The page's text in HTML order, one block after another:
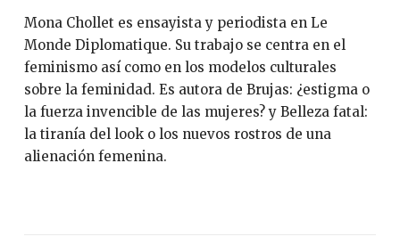
Mona Chollet es ensayista y periodista en Le
Monde Diplomatique. Su trabajo se centra en el
feminismo así como en los modelos culturales
sobre la feminidad. Es autora de Brujas: ¿estigma o
la fuerza invencible de las mujeres? y Belleza fatal:
la tiranía del look o los nuevos rostros de una
alienación femenina.